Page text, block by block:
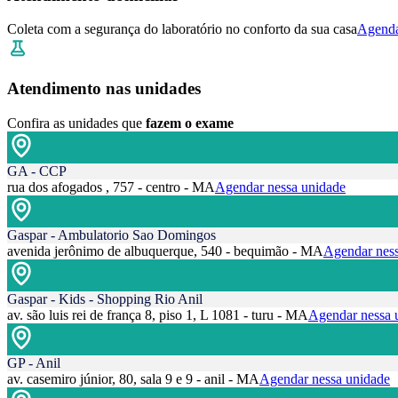
Coleta com a segurança do laboratório no conforto da sua casa
Atendimento nas unidades
Confira as unidades que fazem o exame
GA - CCP
rua dos afogados , 757 - centro - MAAgendar nessa unidade
Gaspar - Ambulatorio Sao Domingos
avenida jerônimo de albuquerque, 540 - bequimão - MAAgendar
Gaspar - Kids - Shopping Rio Anil
av. são luis rei de frança 8, piso 1, L 1081 - turu - MAAgendar nessa
GP - Anil
av. casemiro júnior, 80, sala 9 e 9 - anil - MAAgendar nessa unidade